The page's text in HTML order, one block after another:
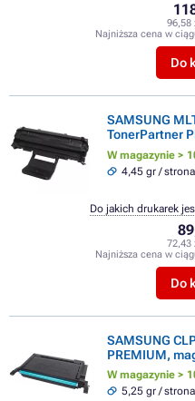
96,58
Najniższa cena w
Do
SAMSUNG
TonerPartner
W magazynie >
4,45 gr / strona
72,43
Najniższa cena w
Do
Do jakich drukarek
SAMSUNG
PREMIUM,
W magazynie >
5,25 gr / strona